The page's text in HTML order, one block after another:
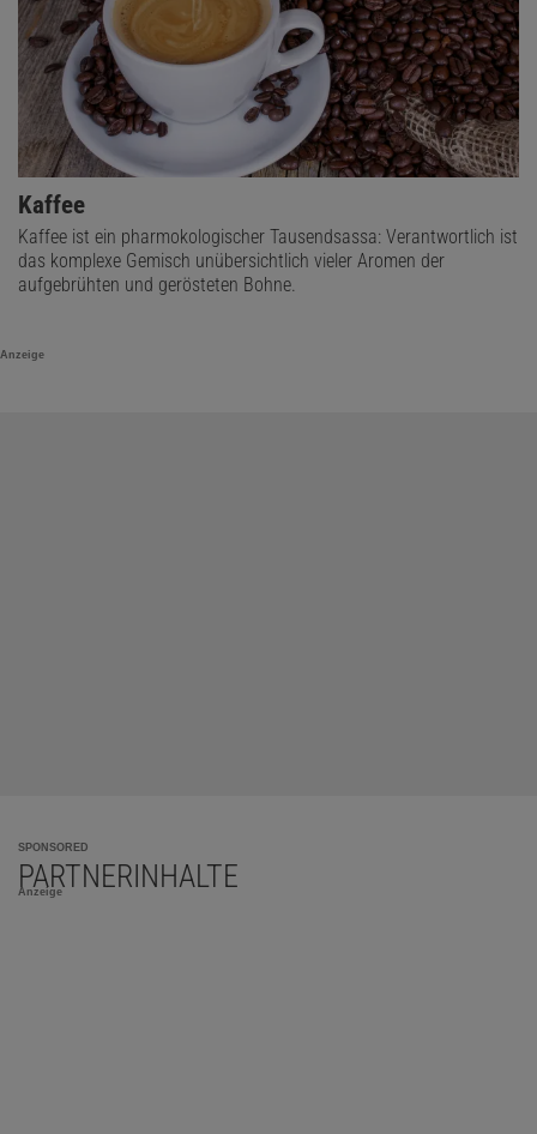
Kaffee
Kaffee ist ein pharmokologischer Tausendsassa: Verantwortlich ist
das komplexe Gemisch unübersichtlich vieler Aromen der
aufgebrühten und gerösteten Bohne.
Anzeige
SPONSORED
PARTNERINHALTE
Anzeige